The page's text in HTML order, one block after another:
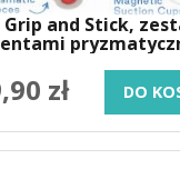
Grip and Stick,
zł DO